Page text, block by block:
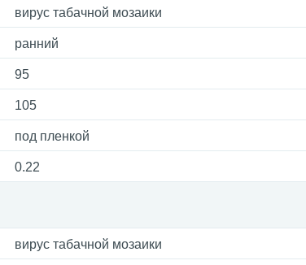
вирус табачной мозаики
ранний
95
105
под пленкой
0.22
вирус табачной мозаики